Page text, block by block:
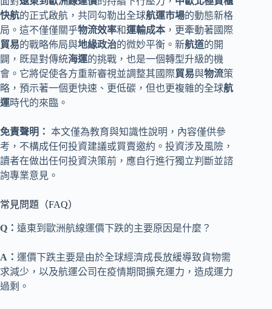
快航的正式啟航，共同勾勒出全球航運市場的動態新格
局。這不僅僅關乎物流效率和運輸成本 ，更牽動著國際
貿易的戰略佈局與地緣政治的微妙平衡。新航道的開
闢，既是對傳統海運的挑戰，也是一個轉型升級的機
會。它將促使各方重新審視並調整其國際貿易與物流策
略，預示著一個更快速、更低碳，但也更複雜的全球航
運時代的來臨。
免責聲明： 本文僅為教育與知識性說明，內容僅供參
考，不構成任何投資建議或買賣邀約。投資涉及風險，
讀者在做出任何投資決策前，應自行進行獨立判斷並諮
詢專業意見。
常見問題（FAQ）
Q： 遠東到歐洲航線運價下跌的主要原因是什麼？
A： 運價下跌主要是由於全球經濟成長放緩導致貨物需
求減少，以及航運公司在疫情期間擴充運力，造成運力
過剩。